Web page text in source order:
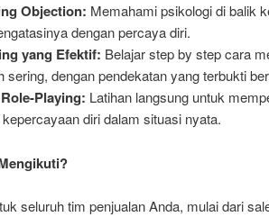
Objection: Memahami psikologi di balik
dengan percaya diri.
yang Efektif: Belajar step by step cara
sering, dengan pendekatan yang terbukti
Playing: Latihan langsung untuk
diri dalam situasi nyata.
seluruh tim penjualan Anda, mulai dari